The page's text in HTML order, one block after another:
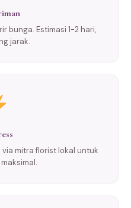
bunga. Estimasi 1-2 hari,
jarak.
mitra florist lokal untuk